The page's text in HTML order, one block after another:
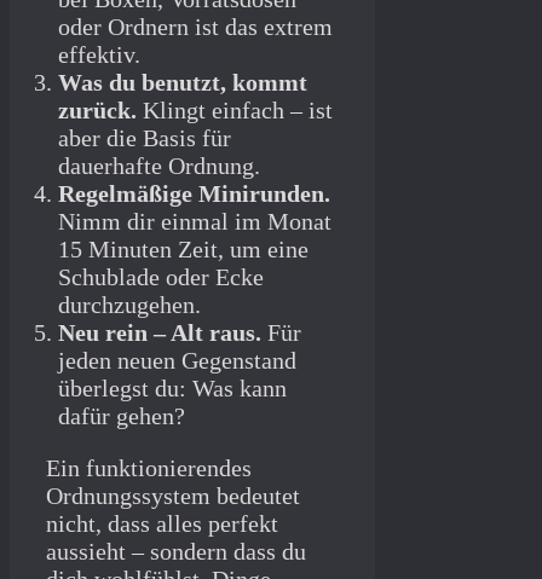
oder Ordnern ist das extrem
effektiv.
Was du benutzt, kommt
zurück. Klingt einfach – ist
aber die Basis für
dauerhafte Ordnung.
Regelmäßige Minirunden.
Nimm dir einmal im Monat
15 Minuten Zeit, um eine
Schublade oder Ecke
durchzugehen.
Neu rein – Alt raus. Für
jeden neuen Gegenstand
überlegst du: Was kann
dafür gehen?
Ein funktionierendes
Ordnungssystem bedeutet
nicht, dass alles perfekt
aussieht – sondern dass du